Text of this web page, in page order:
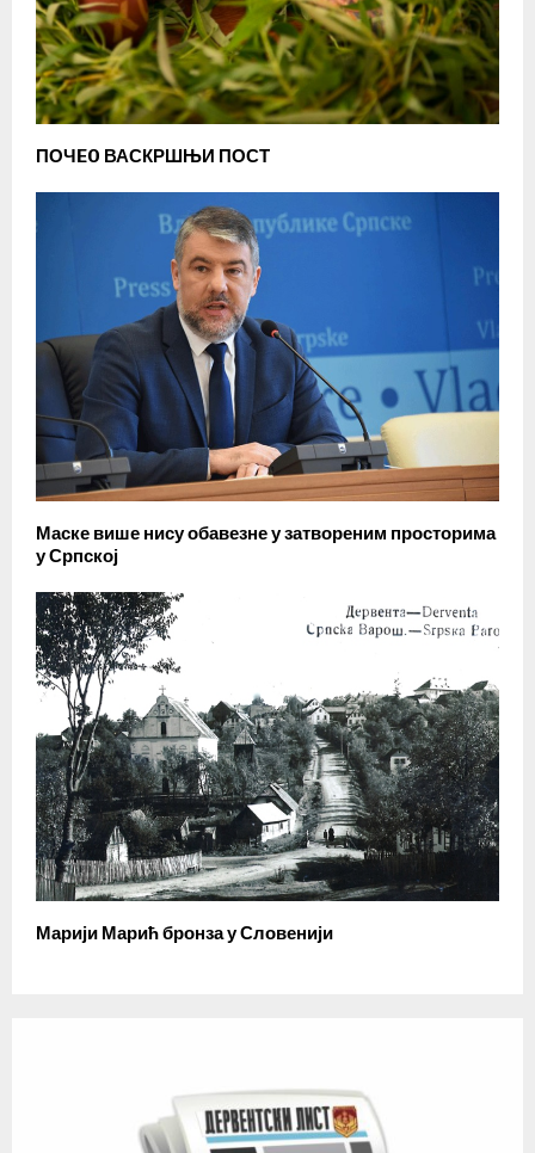
ПОЧEO ВАСКРШЊИ ПОСТ
Маске више нису обавезне у затвореним просторима
у Српској
Марији Марић бронза у Словенији